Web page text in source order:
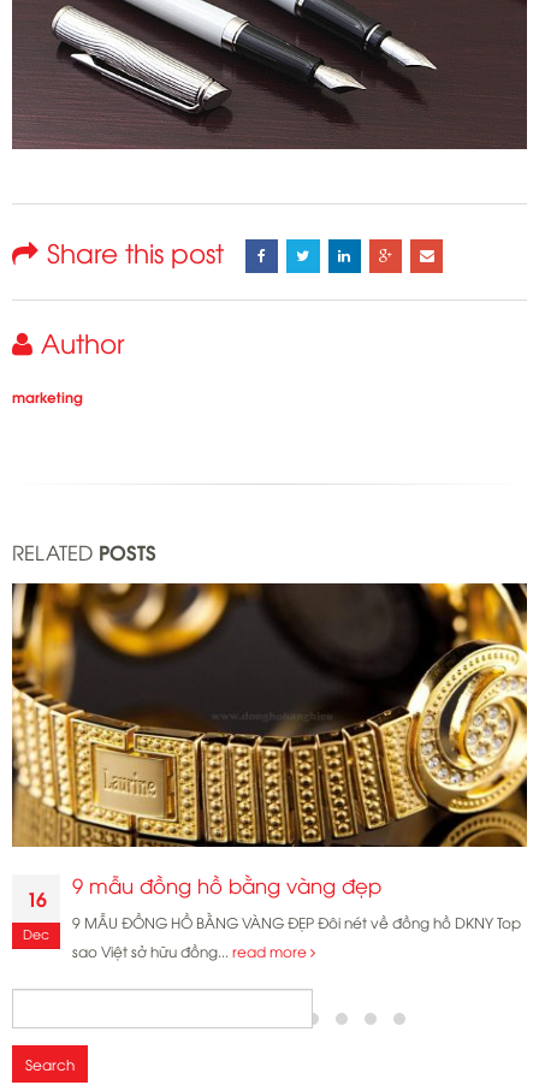
Share this post
Author
marketing
RELATED POSTS
16
Dec
9 mẫu đồng hồ bằng vàng đẹp
9 MẪU ĐỒNG HỒ BẰNG VÀNG ĐẸP Đôi nét về đồng hồ DKNY Top
sao Việt sở hữu đồng... read more
for: